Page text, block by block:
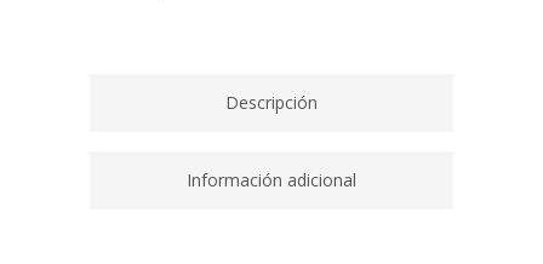
Descripción
Información adicional